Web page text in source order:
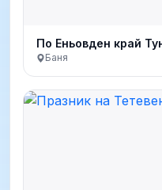
По Еньовден край
Баня